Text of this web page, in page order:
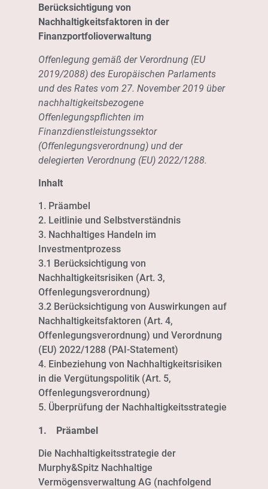
Berücksichtigung von
Nachhaltigkeitsfaktoren in der
Finanzportfolioverwaltung
Offenlegung gemäß der Verordnung (EU
2019/2088) des Europäischen Parlaments
und des Rates vom 27. November 2019 über
nachhaltigkeitsbezogene
Offenlegungspflichten im
Finanzdienstleistungssektor
(Offenlegungsverordnung) und der
delegierten Verordnung (EU) 2022/1288.
Inhalt
1. Präambel
2. Leitlinie und Selbstverständnis
3. Nachhaltiges Handeln im
Investmentprozess
3.1 Berücksichtigung von
Nachhaltigkeitsrisiken (Art. 3,
Offenlegungsverordnung)
3.2 Berücksichtigung von Auswirkungen auf
Nachhaltigkeitsfaktoren (Art. 4,
Offenlegungsverordnung) und Verordnung
(EU) 2022/1288 (PAI-Statement)
4. Einbeziehung von Nachhaltigkeitsrisiken
in die Vergütungspolitik (Art. 5,
Offenlegungsverordnung)
5. Überprüfung der Nachhaltigkeitsstrategie
1. Präambel
Die Nachhaltigkeitsstrategie der
Murphy&Spitz Nachhaltige
Vermögensverwaltung AG (nachfolgend